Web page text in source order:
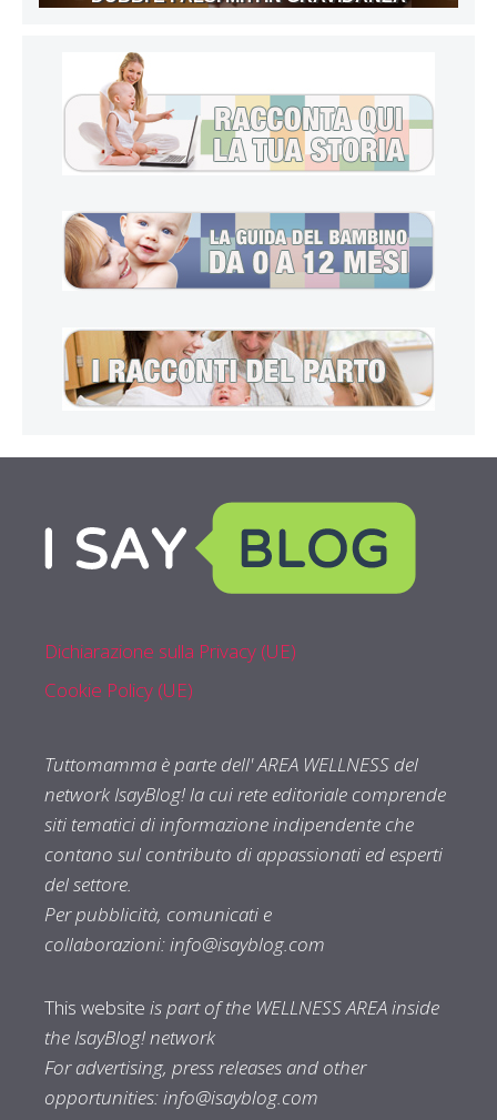
Dichiarazione sulla Privacy (UE)
Cookie Policy (UE)
Tuttomamma è parte dell' AREA WELLNESS del
network IsayBlog! la cui rete editoriale comprende
siti tematici di informazione indipendente che
contano sul contributo di appassionati ed esperti
del settore.
Per pubblicità, comunicati e
collaborazioni:info@isayblog.com
This website is part of the WELLNESS AREA inside
the IsayBlog! network
For advertising, press releases and other
opportunities:info@isayblog.com